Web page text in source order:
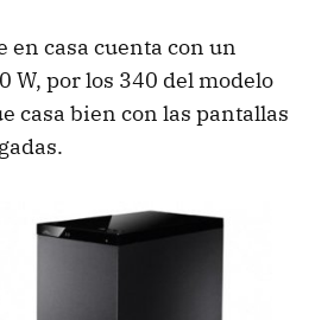
en casa cuenta con un
W, por los 340 del modelo
casa bien con las pantallas